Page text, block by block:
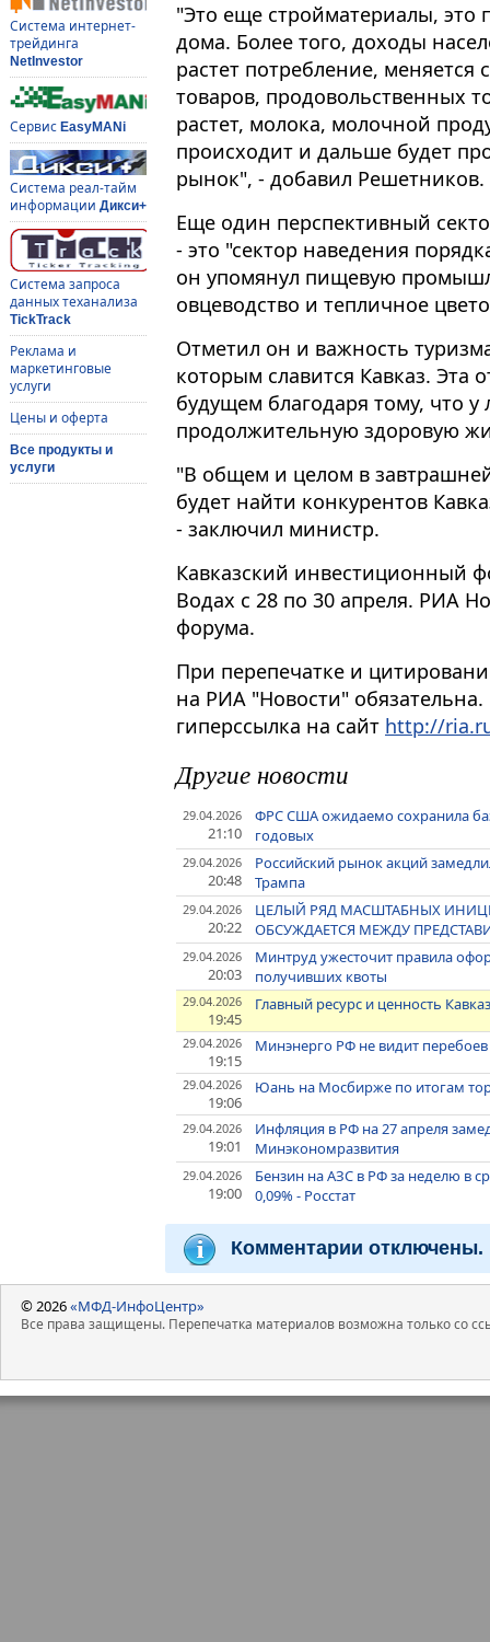
Система интернет-
трейдинга
NetInvestor
Сервис EasyMANi
Система реал-тайм
информации Дикси+
Система запроса
данных теханализа
TickTrack
Реклама и
маркетинговые
услуги
Цены и оферта
Все продукты и
услуги
"Это еще стройматериалы, это
дома. Более того, доходы
растет потребление,
товаров, продовольственных
растет, молока, молочной
происходит и дальше будет
рынок", - добавил Решетников.
Еще один перспективный
- это "сектор наведения
он упомянул пищевую
овцеводство и тепличное
Отметил он и важность
которым славится Кавказ. Эта
будущем благодаря тому, что у
продолжительную здоровую
"В общем и целом в
будет найти конкурентов
- заключил министр.
Кавказский инвестиционный
Водах с 28 по 30 апреля. РИА
форума.
При перепечатке и
на РИА "Новости"
гиперссылка на сайт http://
Другие новости
29.04.2026
21:10
ФРС США ожидаемо сохранила
годовых
29.04.2026
20:48
Российский рынок акций
Трампа
29.04.2026
20:22
ЦЕЛЫЙ РЯД МАСШТАБНЫХ
ОБСУЖДАЕТСЯ МЕЖДУ
29.04.2026
20:03
Минтруд ужесточит правила
получивших квоты
29.04.2026
19:45
Главный ресурс и ценность
29.04.2026
19:15
Минэнерго РФ не видит
29.04.2026
19:06
Юань на Мосбирже по итогам
29.04.2026
19:01
Инфляция в РФ на 27 апреля
Минэкономразвития
29.04.2026
19:00
Бензин на АЗС в РФ за неделю в
0,09% - Росстат
Комментарии отключены.
© 2026«МФД-ИнфоЦентр»
Все права защищены. Перепечатка материалов возможна только со